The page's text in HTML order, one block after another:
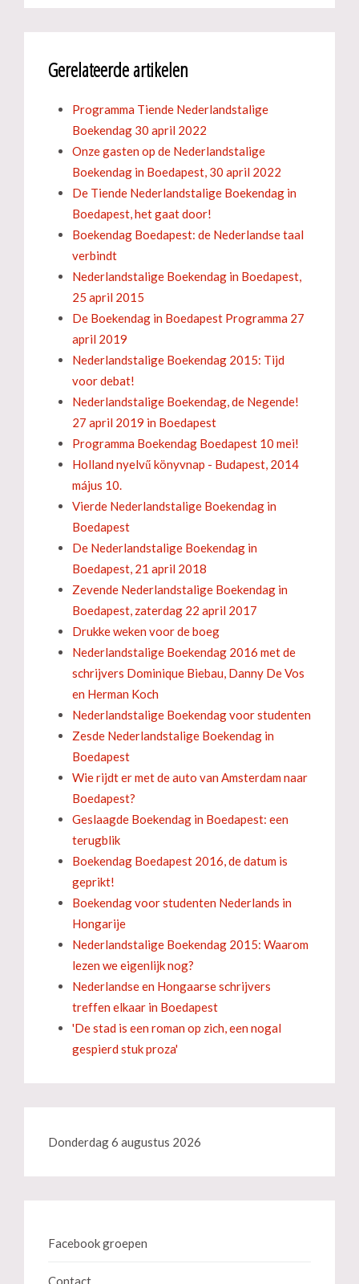
Gerelateerde artikelen
Programma Tiende Nederlandstalige
Boekendag 30 april 2022
Onze gasten op de Nederlandstalige
Boekendag in Boedapest, 30 april 2022
De Tiende Nederlandstalige Boekendag in
Boedapest, het gaat door!
Boekendag Boedapest: de Nederlandse taal
verbindt
Nederlandstalige Boekendag in Boedapest,
25 april 2015
De Boekendag in Boedapest Programma 27
april 2019
Nederlandstalige Boekendag 2015: Tijd
voor debat!
Nederlandstalige Boekendag, de Negende!
27 april 2019 in Boedapest
Programma Boekendag Boedapest 10 mei!
Holland nyelvű könyvnap - Budapest, 2014
május 10.
Vierde Nederlandstalige Boekendag in
Boedapest
De Nederlandstalige Boekendag in
Boedapest, 21 april 2018
Zevende Nederlandstalige Boekendag in
Boedapest, zaterdag 22 april 2017
Drukke weken voor de boeg
Nederlandstalige Boekendag 2016 met de
schrijvers Dominique Biebau, Danny De Vos
en Herman Koch
Nederlandstalige Boekendag voor studenten
Zesde Nederlandstalige Boekendag in
Boedapest
Wie rijdt er met de auto van Amsterdam naar
Boedapest?
Geslaagde Boekendag in Boedapest: een
terugblik
Boekendag Boedapest 2016, de datum is
geprikt!
Boekendag voor studenten Nederlands in
Hongarije
Nederlandstalige Boekendag 2015: Waarom
lezen we eigenlijk nog?
Nederlandse en Hongaarse schrijvers
treffen elkaar in Boedapest
'De stad is een roman op zich, een nogal
gespierd stuk proza'
Donderdag 6 augustus 2026
Facebook groepen
Contact